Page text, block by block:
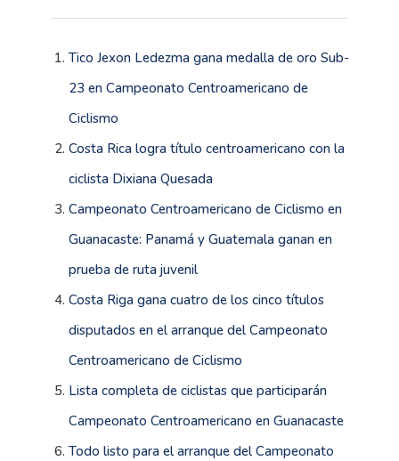
Tico Jexon Ledezma gana medalla de oro Sub-
23 en Campeonato Centroamericano de
Ciclismo
Costa Rica logra título centroamericano con la
ciclista Dixiana Quesada
Campeonato Centroamericano de Ciclismo en
Guanacaste: Panamá y Guatemala ganan en
prueba de ruta juvenil
Costa Riga gana cuatro de los cinco títulos
disputados en el arranque del Campeonato
Centroamericano de Ciclismo
Lista completa de ciclistas que participarán
Campeonato Centroamericano en Guanacaste
Todo listo para el arranque del Campeonato